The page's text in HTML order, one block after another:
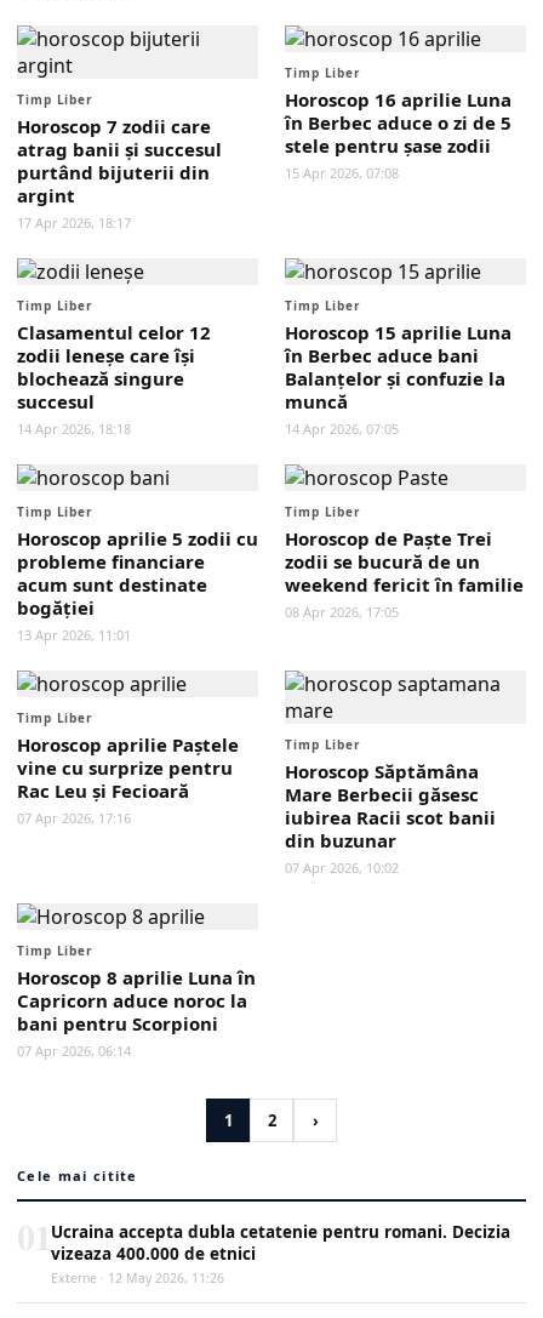
Timp Liber
Horoscop 7 zodii care
atrag banii și succesul
purtând bijuterii din
argint
17 Apr 2026, 18:17
Timp Liber
Horoscop 16 aprilie Luna
în Berbec aduce o zi de 5
stele pentru șase zodii
15 Apr 2026, 07:08
Timp Liber
Clasamentul celor 12
zodii leneșe care își
blochează singure
succesul
14 Apr 2026, 18:18
Timp Liber
Horoscop 15 aprilie Luna
în Berbec aduce bani
Balanțelor și confuzie la
muncă
14 Apr 2026, 07:05
Timp Liber
Horoscop aprilie 5 zodii cu
probleme financiare
acum sunt destinate
bogăției
13 Apr 2026, 11:01
Timp Liber
Horoscop de Paște Trei
zodii se bucură de un
weekend fericit în familie
08 Apr 2026, 17:05
Timp Liber
Horoscop aprilie Paștele
vine cu surprize pentru
Rac Leu și Fecioară
07 Apr 2026, 17:16
Timp Liber
Horoscop Săptămâna
Mare Berbecii găsesc
iubirea Racii scot banii
din buzunar
07 Apr 2026, 10:02
Timp Liber
Horoscop 8 aprilie Luna în
Capricorn aduce noroc la
bani pentru Scorpioni
07 Apr 2026, 06:14
1 2 ›
Cele mai citite
Ucraina accepta dubla cetatenie pentru romani. Decizia
vizeaza 400.000 de etnici
Externe · 12 May 2026, 11:26